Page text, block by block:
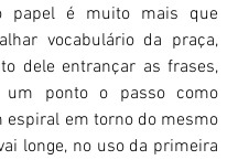
papel é muito mais que
vocabulário da praça,
dele entrançar as frases,
um ponto o passo como
espiral em torno do mesmo
longe, no uso da primeira